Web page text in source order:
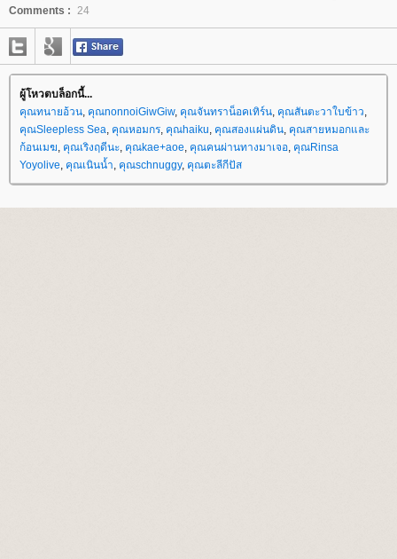
Comments : 24
ผู้โหวตบล็อกนี้...
คุณทนายอ้วน, คุณnonnoiGiwGiw, คุณจันทราน็อคเทิร์น, คุณสันตะวาใบข้าว,
คุณSleepless Sea, คุณหอมกร, คุณhaiku, คุณสองแผ่นดิน, คุณสายหมอกและ
ก้อนเมฆ, คุณเริงฤดีนะ, คุณkae+aoe, คุณคนผ่านทางมาเจอ, คุณRinsa
Yoyolive, คุณเนินน้ำ, คุณschnuggy, คุณตะลีกีปัส